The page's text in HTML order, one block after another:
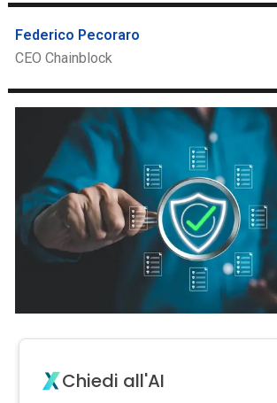
Federico Pecoraro
CEO Chainblock
Chiedi all'AI